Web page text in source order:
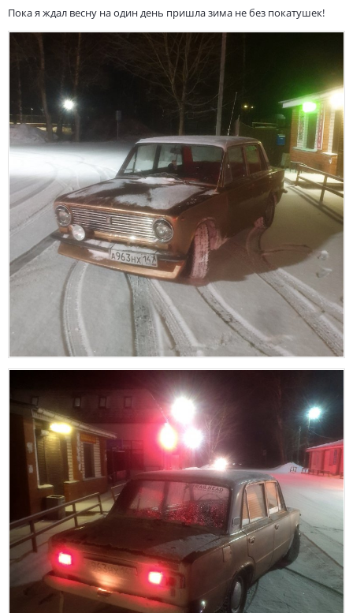
Пока я ждал весну на один день пришла зима не без покатушек!